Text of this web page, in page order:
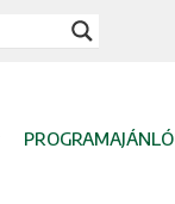
PROGRAMAJÁNLÓ